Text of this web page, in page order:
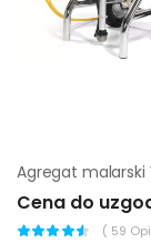
Cena do
( 59